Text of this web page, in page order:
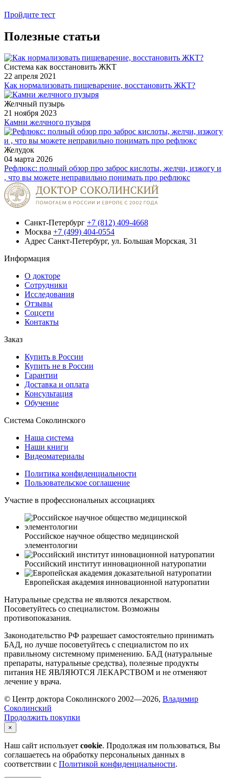
Пройдите тест
Полезные статьи
Система как восстановить ЖКТ
22 апреля 2021
Как нормализовать пищеварение, восстановить ЖКТ?
Желчный пузырь
21 ноября 2023
Камни желчного пузыря
Желудок
04 марта 2026
Рефлюкс: полный обзор про заброс кислоты, желчи, изжогу и
, что вы можете неправильно понимать про рефлюкс
Санкт-Петербург +7 (812) 409-4668
Москва +7 (499) 404-0554
Адрес Санкт-Петербург, ул. Большая Морская, 31
Информация
О докторе
Сотрудники
Исследования
Отзывы
Соцсети
Контакты
Заказ
Купить в России
Купить не в России
Гарантии
Доставка и оплата
Консультация
Обучение
Система Соколинского
Наша система
Наши книги
Видеоматериалы
Политика конфиденциальности
Пользовательское соглашение
Участие в профессиональных ассоциациях
Российское научное общество медицинской
элементологии
Российский институт инновационной натуропатии
Европейская академия инновационной натуропатии
Натуральные средства не являются лекарством.
Посоветуйтесь со специалистом. Возможны
противопоказания.
Законодательство РФ разрешает самостоятельно принимать
БАД, но лучше посоветуйтесь с специалистом по их
правильному системному применению. БАД (натуральные
препараты, натуральные средства), полезные продукты
питания НЕ ЯВЛЯЮТСЯ ЛЕКАРСТВОМ и не отменяют
лечение у врача.
© Центр доктора Соколинского 2002—2026, Владимир
Соколинский
Продолжить покупки
×
Наш сайт использует cookie. Продолжая им пользоваться, Вы
соглашаетесь на обработку персональных данных в
соответствии с Политикой конфиденциальности.